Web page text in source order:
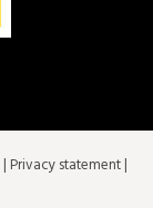
| Privacy statement|